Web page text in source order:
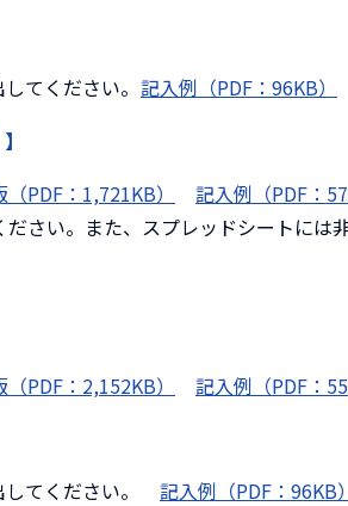
てください。 記入例（PDF：96KB）
（PDF：1,721KB）
記入例（PDF：
さい。また、スプレッドシートには非
（PDF：2,152KB）
記入例（PDF：
てください。 記入例（PDF：96KB）